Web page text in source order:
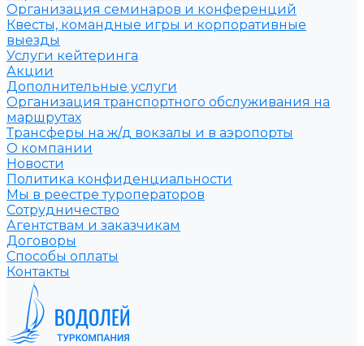
Организация семинаров и конференций
Квесты, командные игры и корпоративные
выезды
Услуги кейтеринга
Акции
Дополнительные услуги
Организация транспортного обслуживания на
маршрутах
Трансферы на ж/д вокзалы и в аэропорты
О компании
Новости
Политика конфиденциальности
Мы в реестре туроператоров
Сотрудничество
Агентствам и заказчикам
Договоры
Способы оплаты
Контакты